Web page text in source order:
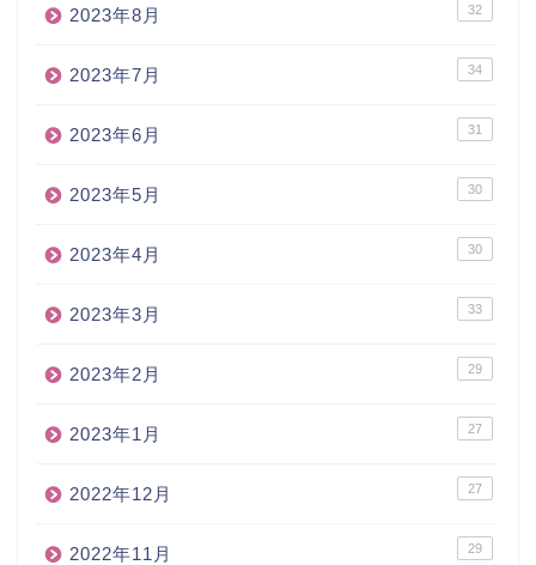
2023年8月 32
2023年7月 34
2023年6月 31
2023年5月 30
2023年4月 30
2023年3月 33
2023年2月 29
2023年1月 27
2022年12月 27
2022年11月 29